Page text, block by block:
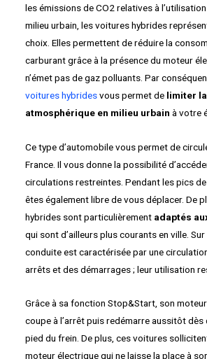
les émissions de CO2 relatives à
milieu urbain, les voitures hybrides
choix. Elles permettent de réduire la
carburant grâce à la présence du moteur
n’émet pas de gaz polluants. Par
voitures hybridesvous permet de limiter
atmosphérique en milieu urbain à votre
Ce type d’automobile vous permet de
France. Il vous donne la possibilité
circulations restreintes. Pendant les pics
êtes également libre de vous déplacer. De
hybrides sont particulièrement adaptés
qui sont d’ailleurs plus courants en ville.
conduite est caractérisée par une
arrêts et des démarrages ; leur utilisation
Grâce à sa fonction Stop&Start, son
coupe à l’arrêt puis redémarre aussitôt dès
pied du frein. De plus, ces voitures
moteur électrique qui ne laisse la place à